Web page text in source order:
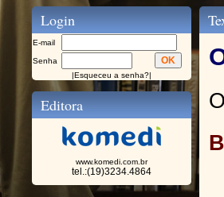
Login
E-mail
Senha
|Esqueceu a senha?|
Editora
www.komedi.com.br
tel.:(19)3234.4864